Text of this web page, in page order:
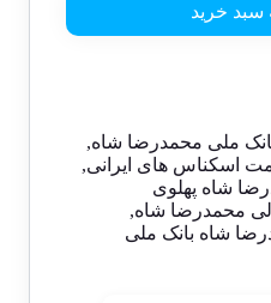
سبد خرید
ملی محمدرضا شاه,
اسکناس های ایرانی,
شاه پهلوی
,
شاه بانک ملی